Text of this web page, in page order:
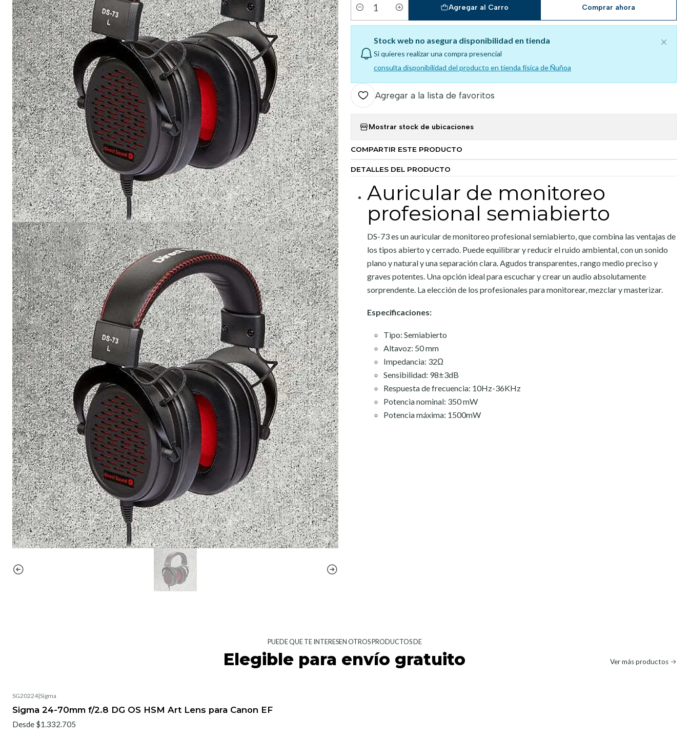
Cantidad
Agregar al Carro Comprar ahora
Stock web no asegura disponibilidad en tienda
Si quieres realizar una compra presencial
consulta disponibilidad del producto en tienda física de Ñuñoa
Agregar a la lista de favoritos
Mostrar stock de ubicaciones
COMPARTIR ESTE PRODUCTO
DETALLES DEL PRODUCTO
Auricular de monitoreo
profesional semiabierto
DS-73 es un auricular de monitoreo profesional semiabierto, que combina las ventajas de
los tipos abierto y cerrado. Puede equilibrar y reducir el ruido ambiental, con un sonido
plano y natural y una separación clara.Agudos transparentes, rango medio preciso y
graves potentes. Una opción ideal para escuchar ycrear un audio absolutamente
sorprendente. La elección de los profesionales para monitorear, mezclar y masterizar.
Especificaciones:
Tipo: Semiabierto
Altavoz: 50 mm
Impedancia: 32Ω
Sensibilidad: 98±3dB
Respuesta de frecuencia: 10Hz-36KHz
Potencia nominal: 350 mW
Potencia máxima: 1500mW
PUEDE QUE TE INTERESEN OTROS PRODUCTOS DE
Elegible para envío gratuito Ver más productos
SG20224|Sigma
Sigma 24-70mm f/2.8 DG OS HSM Art Lens para Canon EF
Desde $1.332.705